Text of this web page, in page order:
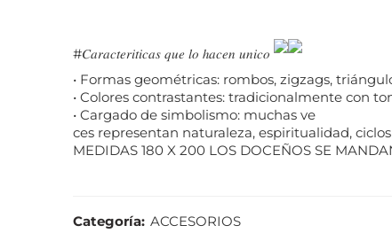
#𝐶𝑎𝑟𝑎𝑐𝑡𝑒𝑟𝑖𝑡𝑖𝑐𝑎𝑠 𝑞𝑢𝑒 𝑙𝑜 ℎ𝑎𝑐𝑒𝑛 𝑢𝑛𝑖𝑐𝑜
• Formas geométricas: rombos, zigzags,
• Colores contrastantes: tradicionalmente con
• Cargado de simbolismo: muchas ve
ces representan naturaleza, espiritualidad,
MEDIDAS 180 X 200 LOS DOCEÑOS SE
Categoría: ACCESORIOS